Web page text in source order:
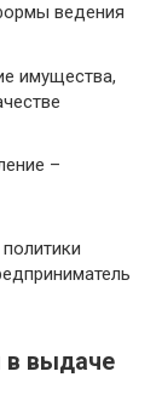
ведения
имущества,
–
в выдаче